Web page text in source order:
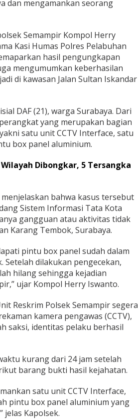
dan mengamankan seorang
Semampir Kompol Herry
Kasi Humas Polres Pelabuhan
hasil pengungkapan
mengumumkan keberhasilan
di kawasan Jalan Sultan Iskandar
DAF (21), warga Surabaya. Dari
yang merupakan bagian
satu unit CCTV Interface, satu
box panel aluminium.
Dibongkar, 5 Tersangka
bahwa kasus tersebut
Sistem Informasi Tata Kota
gangguan atau aktivitas tidak
Karang Tembok, Surabaya.
pintu box panel sudah dalam
dilakukan pengecekan,
hilang sehingga kejadian
ujar Kompol Herry Iswanto.
Reskrim Polsek Semampir segera
kamera pengawas (CCTV),
saksi, identitas pelaku berhasil
kurang dari 24 jam setelah
barang bukti hasil kejahatan.
satu unit CCTV Interface,
pintu box panel aluminium yang
Kapolsek.